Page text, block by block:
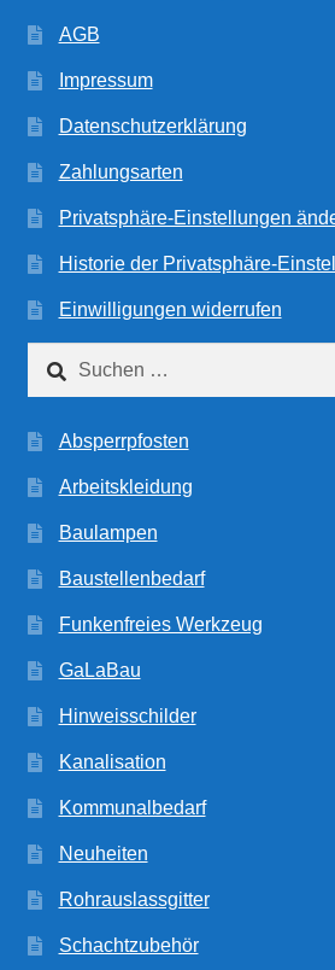
AGB
Impressum
Datenschutzerklärung
Zahlungsarten
Privatsphäre-Einstellungen
Historie der Privatsphäre-
Einwilligungen widerrufen
nach:
Absperrpfosten
Arbeitskleidung
Baulampen
Baustellenbedarf
Funkenfreies Werkzeug
GaLaBau
Hinweisschilder
Kanalisation
Kommunalbedarf
Neuheiten
Rohrauslassgitter
Schachtzubehör